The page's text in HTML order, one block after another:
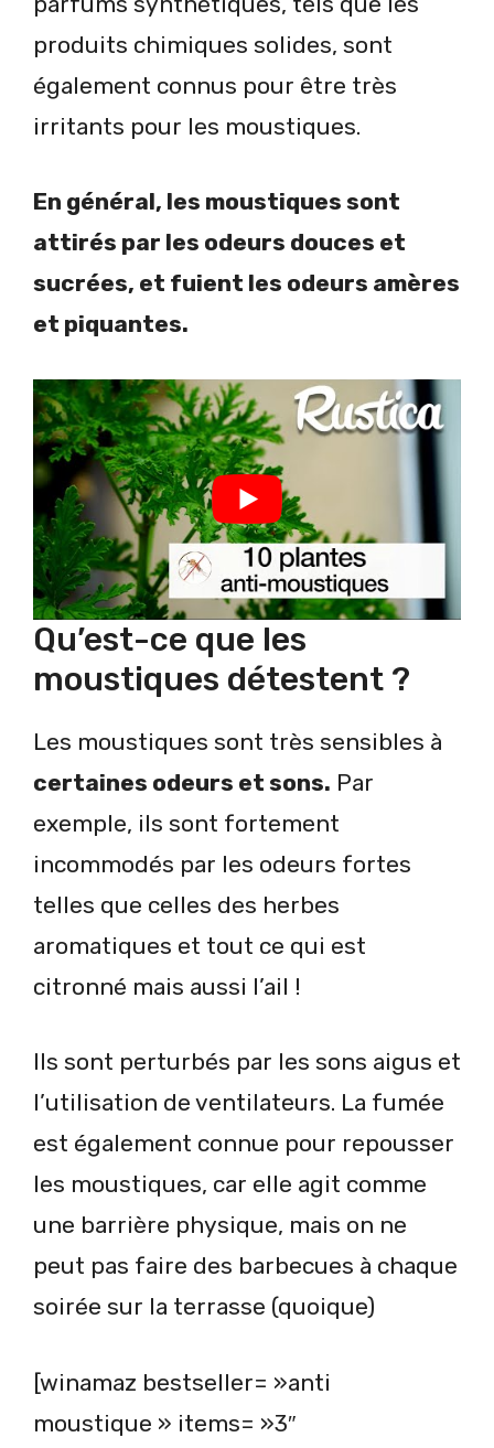
produits chimiques solides, sont
également connus pour être très
irritants pour les moustiques.
En général, les moustiques sont
attirés par les odeurs douces et
sucrées, et fuient les odeurs amères
et piquantes.
Qu’est-ce que les
moustiques détestent ?
Les moustiques sont très sensibles à
certaines odeurs et sons. Par
exemple, ils sont fortement
incommodés par les odeurs fortes
telles que celles des herbes
aromatiques et tout ce qui est
citronné mais aussi l’ail !
Ils sont perturbés par les sons aigus et
l’utilisation de ventilateurs. La fumée
est également connue pour repousser
les moustiques, car elle agit comme
une barrière physique, mais on ne
peut pas faire des barbecues à chaque
soirée sur la terrasse (quoique)
[winamaz bestseller= »anti
moustique » items= »3″